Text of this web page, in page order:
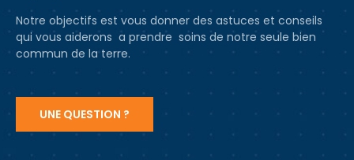
Notre objectifs est vous donner des astuces et conseils
qui vous aiderons a prendre soins de notre seule bien
commun de la terre.
UNE QUESTION ?